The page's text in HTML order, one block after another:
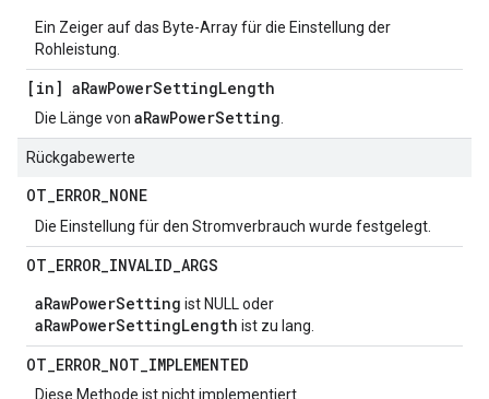
Ein Zeiger auf das Byte-Array für die Einstellung der
Rohleistung.
[in] aRawPowerSettingLength
Die Länge von aRawPowerSetting
Rückgabewerte
OT_ERROR_NONE
Die Einstellung für den Stromverbrauch wurde festgelegt.
OT_ERROR_INVALID_ARGS
aRawPowerSetting ist NULL oder
aRawPowerSettingLength ist zu lang.
OT_ERROR_NOT_IMPLEMENTED
Diese Methode ist nicht implementiert.